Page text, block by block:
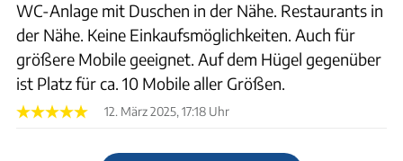
WC-Anlage mit Duschen in der Nähe. Restaurants in
der Nähe. Keine Einkaufsmöglichkeiten. Auch für
größere Mobile geeignet. Auf dem Hügel gegenüber
ist Platz für ca. 10 Mobile aller Größen.
12. März 2025, 17:18 Uhr